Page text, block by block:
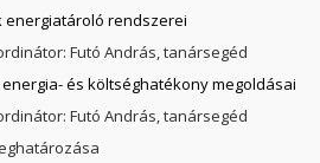
energiatároló rendszerei
Futó András, tanársegéd
és költséghatékony megoldásai
Futó András, tanársegéd